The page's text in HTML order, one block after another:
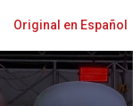
Original en Español